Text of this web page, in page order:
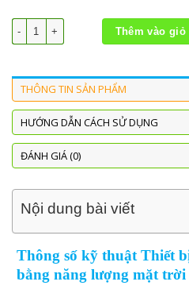
Máy đuổi chim chạy bằng năng lượng
Thêm vào giỏ
THÔNG TIN SẢN PHẨM
HƯỚNG DẪN CÁCH SỬ DỤNG
ĐÁNH GIÁ (0)
Nội dung bài viết
Thông số kỹ thuật Thiết
bằng năng lượng mặt trời